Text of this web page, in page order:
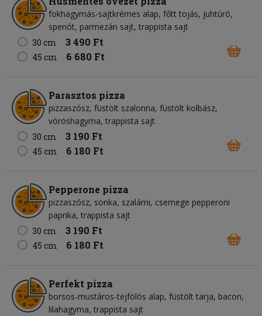
fokhagymás-sajtkrémes alap, főtt tojás, juhtúró,
spenót, parmezán sajt, trappista sajt
30 cm
3 490 Ft
45 cm 6 680 Ft
Parasztos pizza
pizzaszósz, füstölt szalonna, füstölt kolbász,
vöröshagyma, trappista sajt
30 cm
3 190 Ft
45 cm 6 180 Ft
Pepperone pizza
pizzaszósz, sonka, szalámi, csemege pepperoni
paprika, trappista sajt
30 cm
3 190 Ft
45 cm 6 180 Ft
Perfekt pizza
borsos-mustáros-tejfölös alap, füstölt tarja, bacon,
lilahagyma, trappista sajt